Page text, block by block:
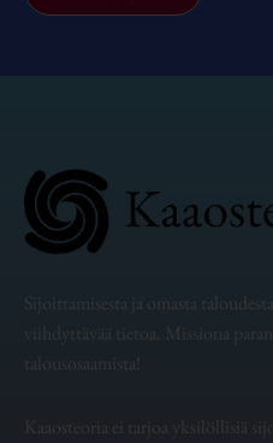
Sijoittamisesta ja omasta
viihdyttävää tietoa. Missiona
talousosaamista!
Kaaosteoria ei tarjoa yksilöllisiä